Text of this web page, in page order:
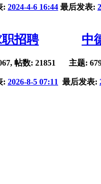
: 2024-4-6 16:44 最后发表:
招聘
帖数: 21851
: 2026-8-5 07:11
中
主题:
最后发表: